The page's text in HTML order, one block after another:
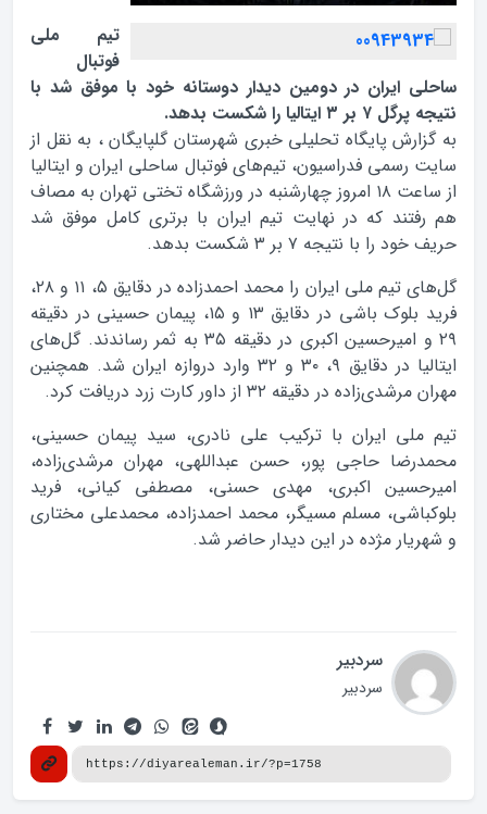
تيم ملي
فوتبال
ساحلي ايران در دومين ديدار دوستانه خود با موفق شد با
نتيجه پرگل ۷ بر ۳ ايتاليا را شکست بدهد.
به گزارش پایگاه تحلیلی خبری شهرستان گلپایگان ، به نقل از
سايت رسمي فدراسيون، تيم‌هاي فوتبال ساحلي ايران و ايتاليا
از ساعت ۱۸ امروز چهارشنبه در ورزشگاه تختي تهران به مصاف
هم رفتند که در نهايت تيم ايران با برتري کامل موفق شد
حريف خود را با نتيجه ۷ بر ۳ شکست بدهد.
گل‌هاي تيم ملي ايران را محمد احمدزاده در دقايق ۵، ۱۱ و ۲۸،
فريد بلوک باشي در دقايق ۱۳ و ۱۵، پيمان حسيني در دقيقه
۲۹ و اميرحسين اکبري در دقيقه ۳۵ به ثمر رساندند. گل‌هاي
ايتاليا در دقايق ۹، ۳۰ و ۳۲ وارد دروازه ايران شد. همچنين
مهران مرشدي‌زاده در دقيقه ۳۲ از داور کارت زرد دريافت کرد.
تيم ملي ايران با ترکيب علي نادري، سيد پيمان حسيني،
محمدرضا حاجي پور، حسن عبداللهي، مهران مرشدي‌زاده،
اميرحسين اکبري، مهدي حسني، مصطفي کياني، فريد
بلوکباشي، مسلم مسيگر، محمد احمدزاده، محمدعلي مختاري
و شهريار مژده در اين ديدار حاضر شد.
سردبیر
سردبیر